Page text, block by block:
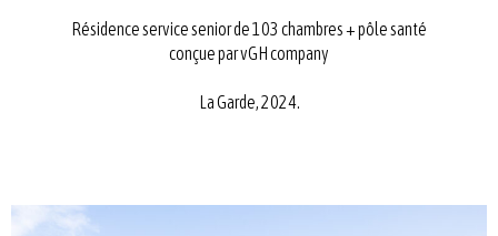
Résidence service senior de 103 chambres + pôle santé
conçue par vGH company
La Garde, 2024.